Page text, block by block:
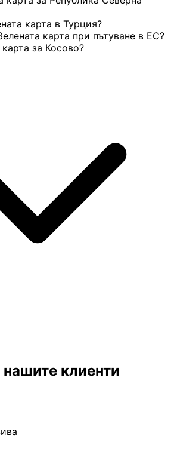
карта в Турция?
карта при пътуване в ЕС?
за Косово?
нашите клиенти